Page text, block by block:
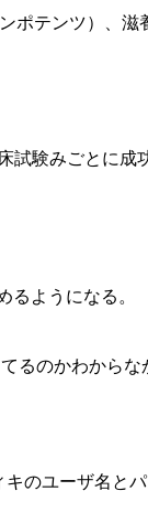
ポテンツ）、滋
試験みごとに成
るようになる。
るのかわからな
のユーザ名と